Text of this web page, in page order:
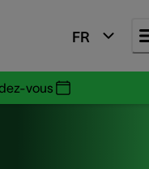
FR
vous